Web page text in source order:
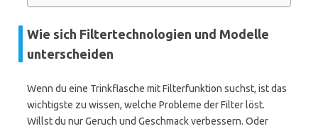
Wie sich Filtertechnologien und Modelle
unterscheiden
Wenn du eine Trinkflasche mit Filterfunktion suchst, ist das
wichtigste zu wissen, welche Probleme der Filter löst.
Willst du nur Geruch und Geschmack verbessern. Oder